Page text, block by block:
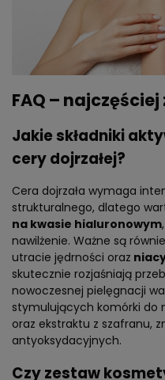
FAQ –
Jakie składniki
cery dojrzałej?
Cera dojrzała wymaga
strukturalnego, dlatego
na kwasie hialuronowym
nawilżenie. Ważne są
utracie jędrności oraz
skutecznie rozjaśniają
nowoczesnej pielęgnacji
stymulujących komórki do
oraz ekstraktu z szafranu,
antyoksydacyjnych.
Czy zestaw